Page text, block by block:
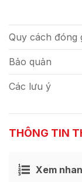
Quy cách đóng
Bảo quản
Các lưu ý
THÔNG TIN
Xem